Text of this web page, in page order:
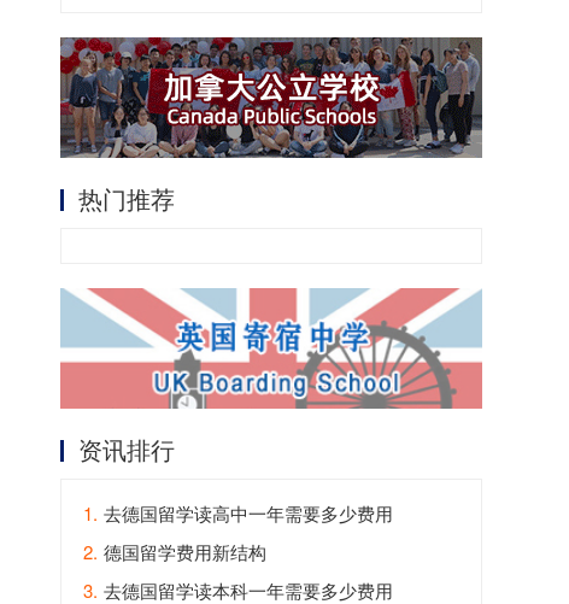
热门推荐
资讯排行
1. 去德国留学读高中一年需要多少费用
2. 德国留学费用新结构
3. 去德国留学读本科一年需要多少费用